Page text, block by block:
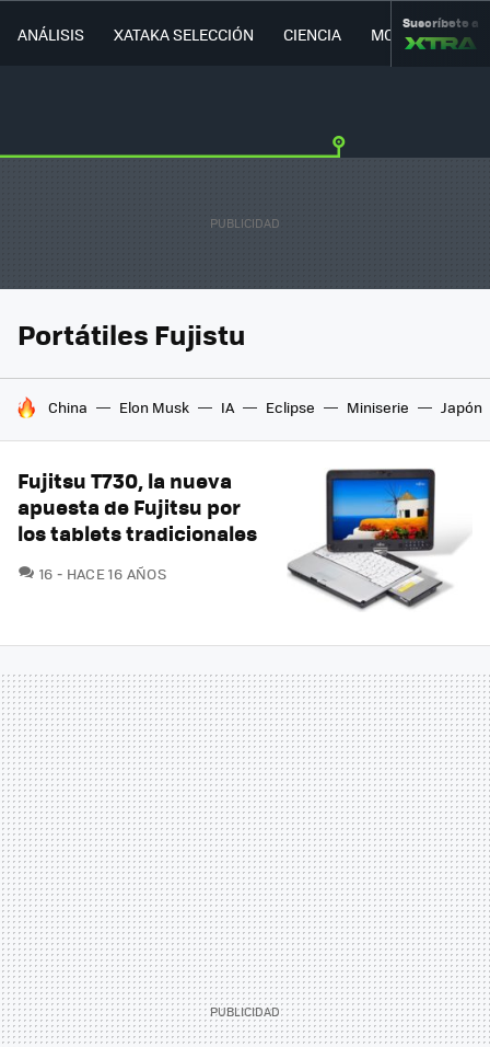
ANÁLISIS XATAKA SELECCIÓN CIENCIA MOVILIDAD
Suscríbete a
Portátiles Fujistu
HOY SE HABLA DE
China Elon Musk IA Eclipse Miniserie Japón
Fujitsu T730, la nueva
apuesta de Fujitsu por
los tablets tradicionales
16 COMENTARIOS
HACE 16 AÑOS